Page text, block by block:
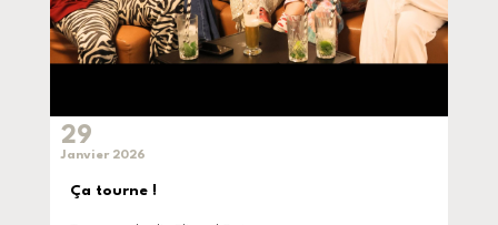
29
Janvier 2026
Ça tourne !